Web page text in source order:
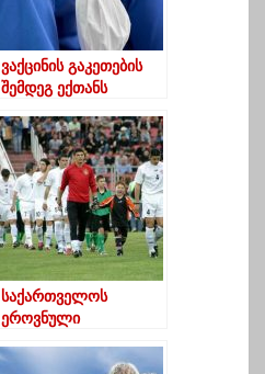
ვაქცინის გაკეთების
შემდეგ ექთანს
დაუდასტურდა
საქართველოს
ეროვნული
არსებობის ისტორიაში